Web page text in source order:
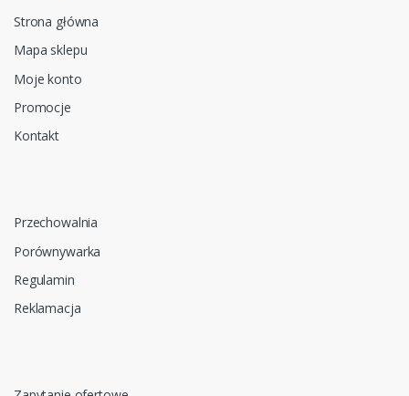
Strona główna
Mapa sklepu
Moje konto
Promocje
Kontakt
Przechowalnia
Porównywarka
Regulamin
Reklamacja